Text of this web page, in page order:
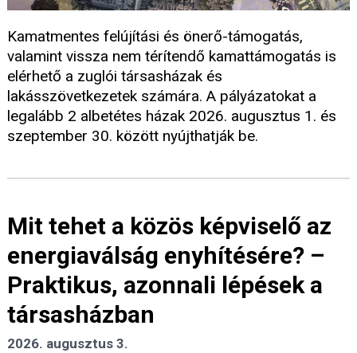
Kamatmentes felújítási és önerő-támogatás,
valamint vissza nem térítendő kamattámogatás is
elérhető a zuglói társasházak és
lakásszövetkezetek számára. A pályázatokat a
legalább 2 albetétes házak 2026. augusztus 1. és
szeptember 30. között nyújthatják be.
Mit tehet a közös képviselő az
energiaválság enyhítésére? –
Praktikus, azonnali lépések a
társasházban
2026. augusztus 3.